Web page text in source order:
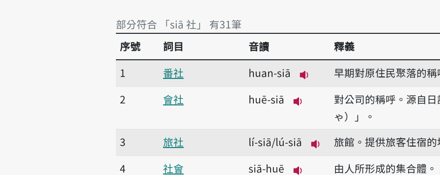
部分符合 「siā 社」 有31筆
部分符合 「siā 社」 有31筆
序號 詞目 音讀
釋義
1
番社
huan-siā
播放音讀huan-siā
早期對原住民聚落的
2
會社
huē-siā
播放音讀huē-siā
對公司的稱呼。源自
ゃ）」。
3
旅社
lí-siā/lú-siā
播放音讀lí-siā/lú-siā
旅館。提供旅客住宿的
4
社會
siā-huē
由人所形成的集合體。